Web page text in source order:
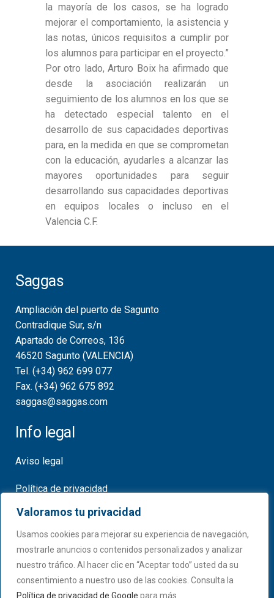
Valoramos tu privacidad
Usamos cookies para mejorar su experiencia de navegación,
mostrarle anuncios o contenidos personalizados y analizar
nuestro tráfico. Al hacer clic en “Aceptar todo” usted da su
consentimiento a nuestro uso de las cookies. Consulta la
Política de privacidad de Google para más
la mayoría de los casos, se ha logrado
mejorar el comportamiento, la asistencia y
las notas, únicos requisitos a cumplir por
los alumnos para participar en el proyecto.”
Por otro lado, Arturo Boix ha afirmado que
desde la asociación realizarán un
seguimiento de los alumnos en los que se
ha detectado especial talento en el
desarrollo de sus capacidades deportivas
para, en la medida en que se comprometan
con la educación, ayudarles a alcanzar las
mayores oportunidades para seguir
desarrollando sus capacidades deportivas
en equipos locales o incluso en el
Valencia C.F.
Saggas
Ampliación del puerto de Sagunto
Contradique Sur, s/n
Apartado de Correos, 136
46520 Sagunto (VALENCIA)
Tel. (+34) 962 699 077
Fax. (+34) 962 675 892
saggas@saggas.com
Info legal
Aviso legal
Política de privacidad
Política de cookies
Certificados